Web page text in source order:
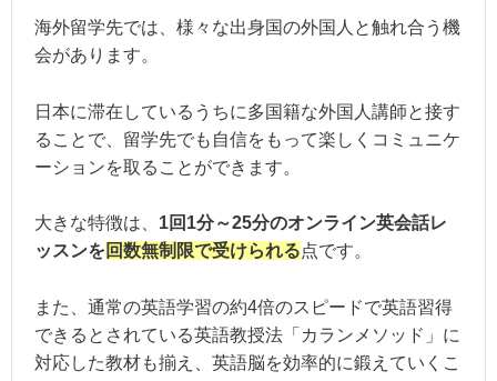
海外留学先では、様々な出身国の外国人と触れ合う機
会があります。
日本に滞在しているうちに多国籍な外国人講師と接す
ることで、留学先でも自信をもって楽しくコミュニケ
ーションを取ることができます。
大きな特徴は、 1回1分～25分のオンライン英会話レ
ッスンを 回数無制限で受けられる点です。
また、通常の英語学習の約4倍のスピードで英語習得
できるとされている英語教授法「カランメソッド」に
対応した教材も揃え、英語脳を効率的に鍛えていくこ